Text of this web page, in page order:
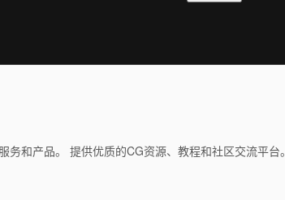
和产品。 提供优质的CG资源、教程和社区交流平台。